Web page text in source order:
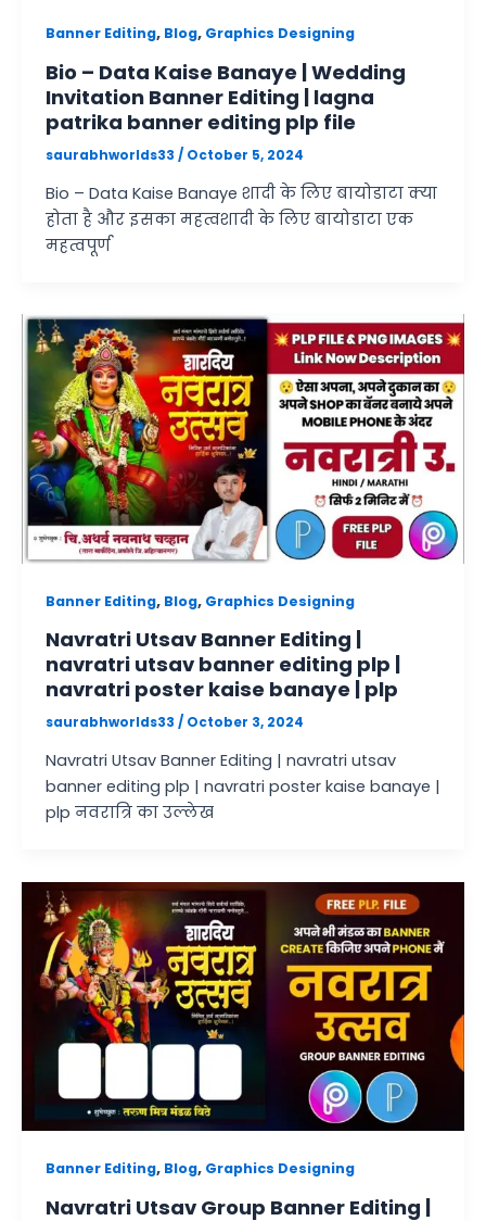
Banner Editing, Blog, Graphics Designing
Bio – Data Kaise Banaye | Wedding
Invitation Banner Editing | lagna
patrika banner editing plp file
saurabhworlds33 / October 5, 2024
Bio – Data Kaise Banaye शादी के लिए बायोडाटा क्या
होता है और इसका महत्वशादी के लिए बायोडाटा एक
महत्वपूर्ण
Banner Editing, Blog, Graphics Designing
Navratri Utsav Banner Editing |
navratri utsav banner editing plp |
navratri poster kaise banaye | plp
saurabhworlds33 / October 3, 2024
Navratri Utsav Banner Editing | navratri utsav
banner editing plp | navratri poster kaise banaye |
plp नवरात्रि का उल्लेख
Banner Editing, Blog, Graphics Designing
Navratri Utsav Group Banner Editing |